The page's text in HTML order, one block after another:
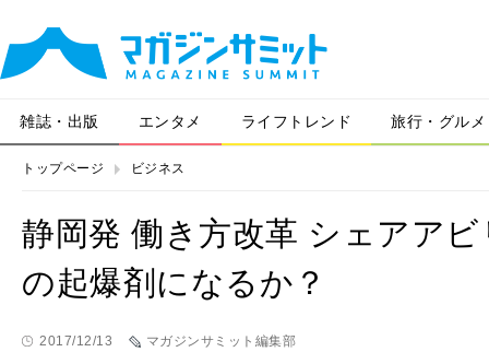
雑誌・出版 エンタメ ライフトレンド 旅行・グルメ
トップページ ビジネス
静岡発 働き方改革 シェアア
の起爆剤になるか？
2017/12/13
マガジンサミット編集部